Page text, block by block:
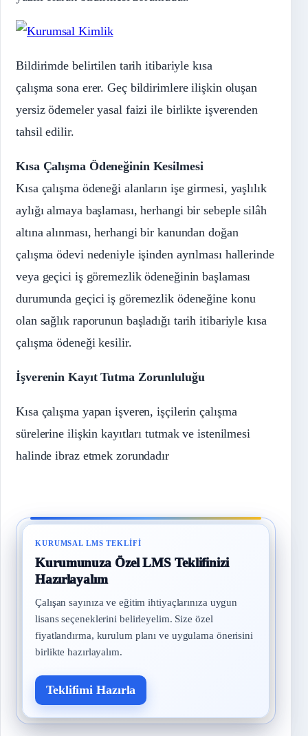
Bildirimde belirtilen tarih itibariyle kısa
çalışma sona erer. Geç bildirimlere ilişkin oluşan
yersiz ödemeler yasal faizi ile birlikte işverenden
tahsil edilir.
Kısa Çalışma Ödeneğinin Kesilmesi
Kısa çalışma ödeneği alanların işe girmesi, yaşlılık
aylığı almaya başlaması, herhangi bir sebeple silâh
altına alınması, herhangi bir kanundan doğan
çalışma ödevi nedeniyle işinden ayrılması hallerinde
veya geçici iş göremezlik ödeneğinin başlaması
durumunda geçici iş göremezlik ödeneğine konu
olan sağlık raporunun başladığı tarih itibariyle kısa
çalışma ödeneği kesilir.
İşverenin Kayıt Tutma Zorunluluğu
Kısa çalışma yapan işveren, işçilerin çalışma
sürelerine ilişkin kayıtları tutmak ve istenilmesi
halinde ibraz etmek zorundadır
KURUMSAL LMS TEKLIFI
Kurumunuza Özel LMS Teklifinizi
Hazırlayalım
Çalışan sayınıza ve eğitim ihtiyaçlarınıza uygun
lisans seçeneklerini belirleyelim. Size özel
fiyatlandırma, kurulum planı ve uygulama önerisini
birlikte hazırlayalım.
Teklifimi Hazırla